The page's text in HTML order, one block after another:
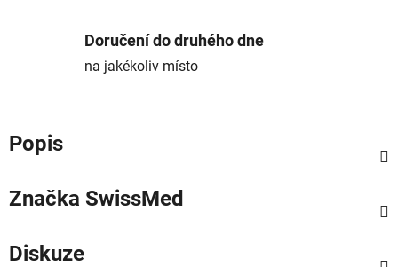
Doručení do druhého dne
na jakékoliv místo
Popis
Značka SwissMed
Diskuze